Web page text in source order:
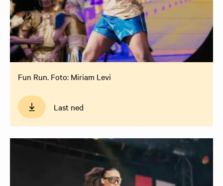
Fun Run. Foto: Miriam Levi
Last ned